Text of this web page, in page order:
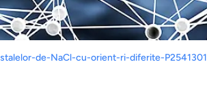
de-NaCl-cu-orient-ri-diferite-P2541301